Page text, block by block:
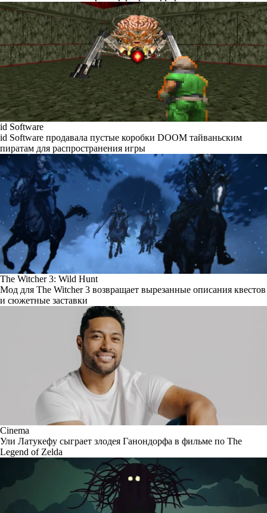
id Software
id Software продавала пустые коробки DOOM тайваньским
пиратам для распространения игры
The Witcher 3: Wild Hunt
Мод для The Witcher 3 возвращает вырезанные описания квестов
и сюжетные заставки
Cinema
Ули Латукефу сыграет злодея Ганондорфа в фильме по The
Legend of Zelda